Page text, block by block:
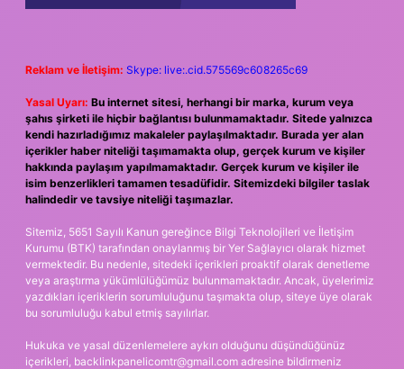
Reklam ve İletişim: Skype: live:.cid.575569c608265c69
Yasal Uyarı: Bu internet sitesi, herhangi bir marka, kurum veya
şahıs şirketi ile hiçbir bağlantısı bulunmamaktadır. Sitede yalnızca
kendi hazırladığımız makaleler paylaşılmaktadır. Burada yer alan
içerikler haber niteliği taşımamakta olup, gerçek kurum ve kişiler
hakkında paylaşım yapılmamaktadır. Gerçek kurum ve kişiler ile
isim benzerlikleri tamamen tesadüfidir. Sitemizdeki bilgiler taslak
halindedir ve tavsiye niteliği taşımazlar.
Sitemiz, 5651 Sayılı Kanun gereğince Bilgi Teknolojileri ve İletişim
Kurumu (BTK) tarafından onaylanmış bir Yer Sağlayıcı olarak hizmet
vermektedir. Bu nedenle, sitedeki içerikleri proaktif olarak denetleme
veya araştırma yükümlülüğümüz bulunmamaktadır. Ancak, üyelerimiz
yazdıkları içeriklerin sorumluluğunu taşımakta olup, siteye üye olarak
bu sorumluluğu kabul etmiş sayılırlar.
Hukuka ve yasal düzenlemelere aykırı olduğunu düşündüğünüz
içerikleri, backlinkpanelicomtr@gmail.com adresine bildirmeniz